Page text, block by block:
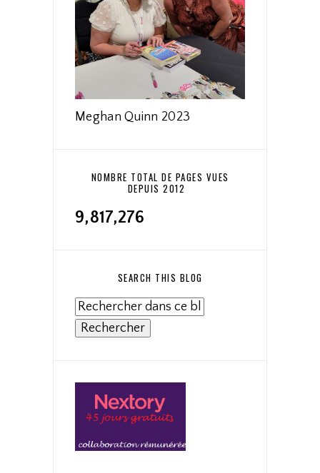
Meghan Quinn 2023
NOMBRE TOTAL DE PAGES VUES
DEPUIS 2012
9,817,276
SEARCH THIS BLOG